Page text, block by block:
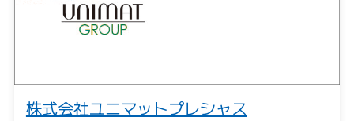
株式会社ユニマットプレシャス